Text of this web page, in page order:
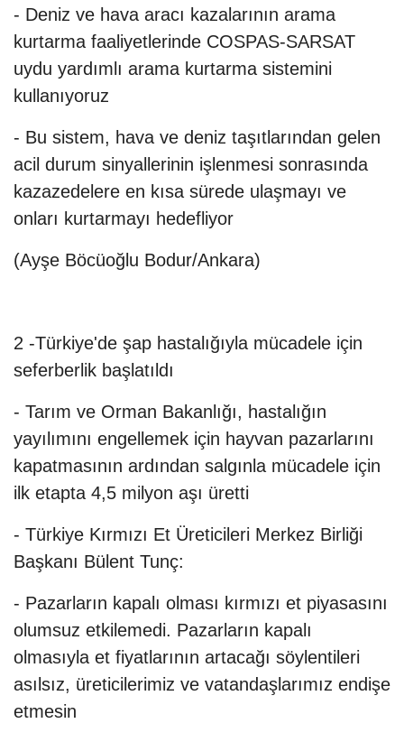
- Deniz ve hava aracı kazalarının arama
kurtarma faaliyetlerinde COSPAS-SARSAT
uydu yardımlı arama kurtarma sistemini
kullanıyoruz
- Bu sistem, hava ve deniz taşıtlarından gelen
acil durum sinyallerinin işlenmesi sonrasında
kazazedelere en kısa sürede ulaşmayı ve
onları kurtarmayı hedefliyor
(Ayşe Böcüoğlu Bodur/Ankara)
2 -Türkiye'de şap hastalığıyla mücadele için
seferberlik başlatıldı
- Tarım ve Orman Bakanlığı, hastalığın
yayılımını engellemek için hayvan pazarlarını
kapatmasının ardından salgınla mücadele için
ilk etapta 4,5 milyon aşı üretti
- Türkiye Kırmızı Et Üreticileri Merkez Birliği
Başkanı Bülent Tunç:
- Pazarların kapalı olması kırmızı et piyasasını
olumsuz etkilemedi. Pazarların kapalı
olmasıyla et fiyatlarının artacağı söylentileri
asılsız, üreticilerimiz ve vatandaşlarımız endişe
etmesin